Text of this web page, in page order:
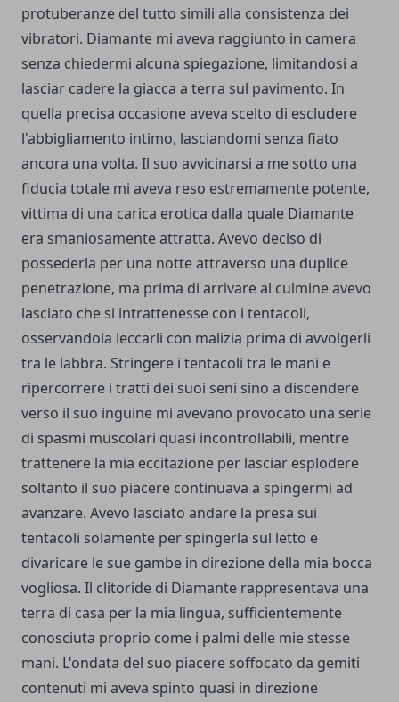
protuberanze del tutto simili alla consistenza dei
vibratori. Diamante mi aveva raggiunto in camera
senza chiedermi alcuna spiegazione, limitandosi a
lasciar cadere la giacca a terra sul pavimento. In
quella precisa occasione aveva scelto di escludere
l'abbigliamento intimo, lasciandomi senza fiato
ancora una volta. Il suo avvicinarsi a me sotto una
fiducia totale mi aveva reso estremamente potente,
vittima di una carica erotica dalla quale Diamante
era smaniosamente attratta. Avevo deciso di
possederla per una notte attraverso una duplice
penetrazione, ma prima di arrivare al culmine avevo
lasciato che si intrattenesse con i tentacoli,
osservandola leccarli con malizia prima di avvolgerli
tra le labbra. Stringere i tentacoli tra le mani e
ripercorrere i tratti dei suoi seni sino a discendere
verso il suo inguine mi avevano provocato una serie
di spasmi muscolari quasi incontrollabili, mentre
trattenere la mia eccitazione per lasciar esplodere
soltanto il suo piacere continuava a spingermi ad
avanzare. Avevo lasciato andare la presa sui
tentacoli solamente per spingerla sul letto e
divaricare le sue gambe in direzione della mia bocca
vogliosa. Il clitoride di Diamante rappresentava una
terra di casa per la mia lingua, sufficientemente
conosciuta proprio come i palmi delle mie stesse
mani. L'ondata del suo piacere soffocato da gemiti
contenuti mi aveva spinto quasi in direzione